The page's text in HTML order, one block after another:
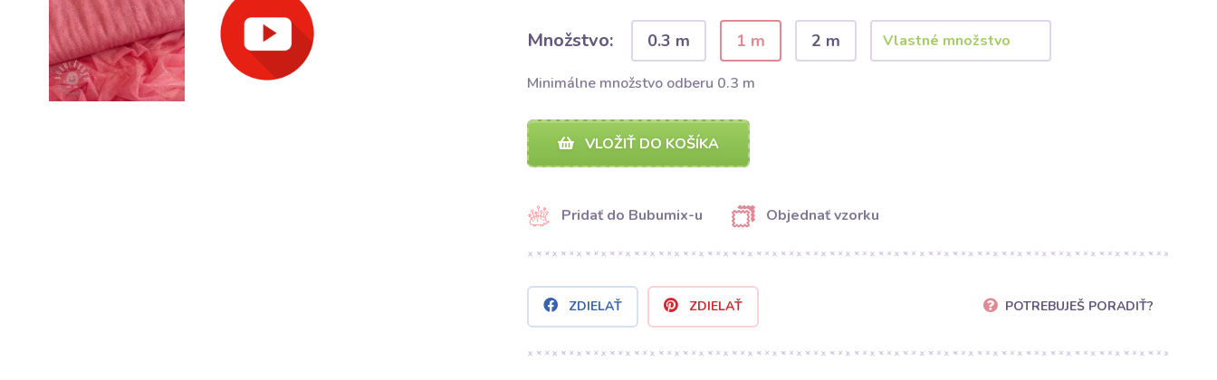
Množstvo: 0.3 m 1 m 2 m
Minimálne množstvo odberu 0.3 m
VLOŽIŤ DO KOŠÍKA
Pridať do Bubumix-u Objednať vzorku
ZDIELAŤ ZDIELAŤ POTREBUJEŠ PORADIŤ?